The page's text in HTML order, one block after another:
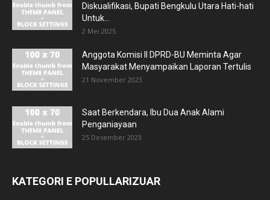
Diskualifikasi, Bupati Bengkulu Utara Hati-hati
Untuk...
2 Mei 2025
Anggota Komisi II DPRD-BU Meminta Agar
Masyarakat Menyampaikan Laporan Tertulis
21 November 2023
Saat Berkendara, Ibu Dua Anak Alami
Penganiayaan
25 Desember 2023
KATEGORI E POPULLARIZUAR